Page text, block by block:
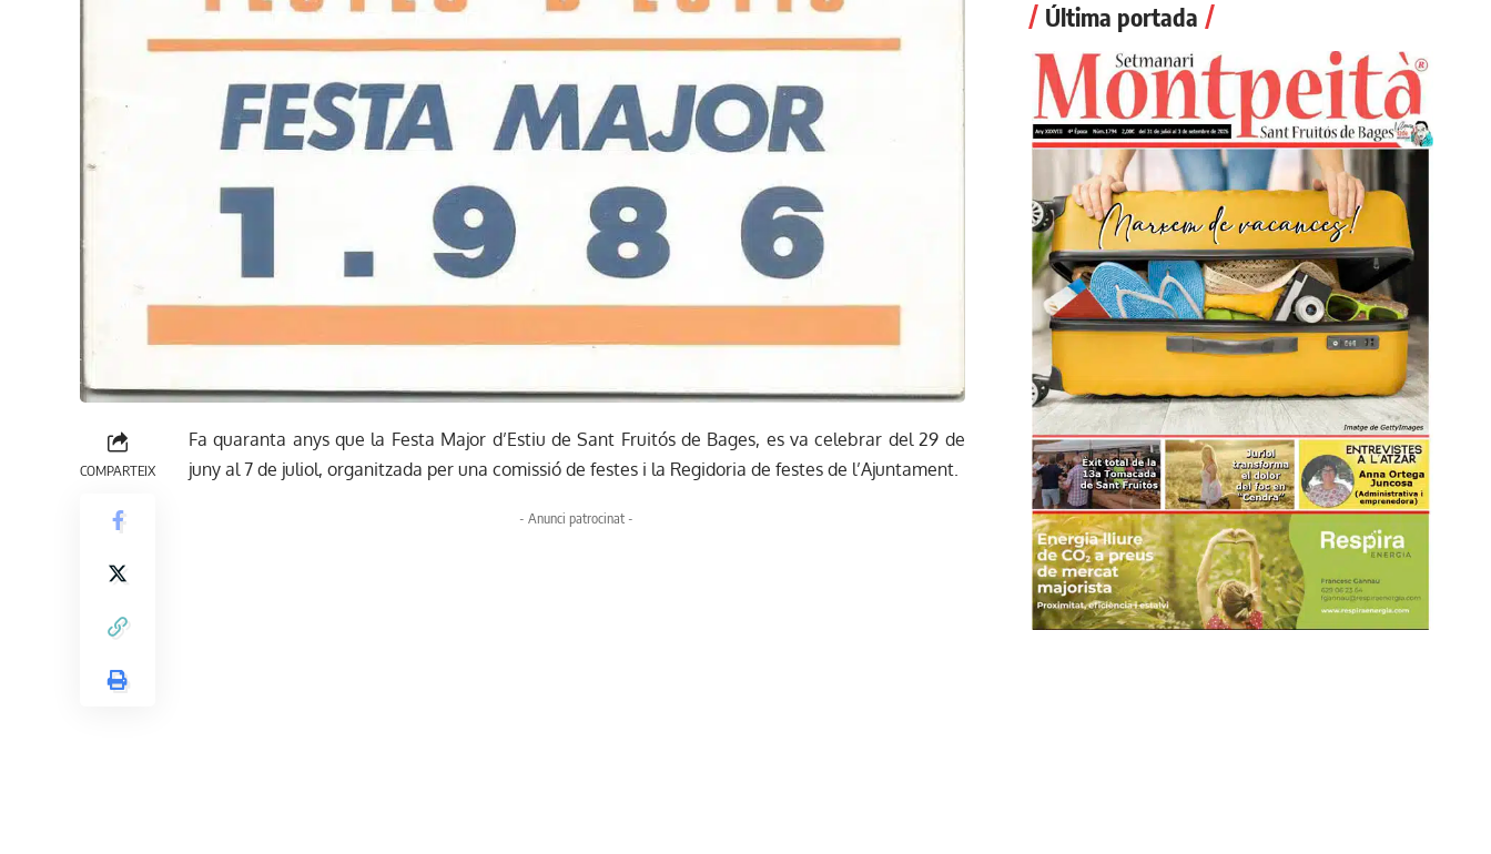
COMPARTEIX
Fa quaranta anys que la Festa Major d’Estiu de Sant Fruitós de Bages, es va celebrar del 29 de
juny al 7 de juliol, organitzada per una comissió de festes i la Regidoria de festes de l’Ajuntament.
- Anunci patrocinat -
Última portada